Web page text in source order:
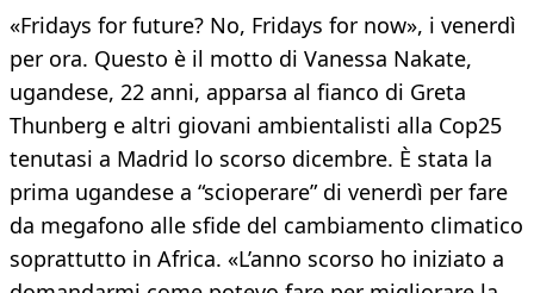
«Fridays for future? No, Fridays for now», i venerdì
per ora. Questo è il motto di Vanessa Nakate,
ugandese, 22 anni, apparsa al fianco di Greta
Thunberg e altri giovani ambientalisti alla Cop25
tenutasi a Madrid lo scorso dicembre. È stata la
prima ugandese a “scioperare” di venerdì per fare
da megafono alle sfide del cambiamento climatico
soprattutto in Africa. «L’anno scorso ho iniziato a